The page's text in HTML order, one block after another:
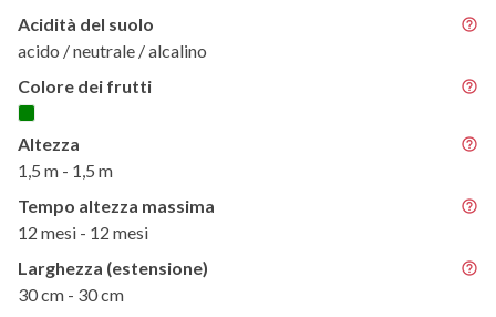
Acidità del suolo
acido / neutrale / alcalino
Colore dei frutti
Altezza
1,5 m - 1,5 m
Tempo altezza massima
12 mesi - 12 mesi
Larghezza (estensione)
30 cm - 30 cm